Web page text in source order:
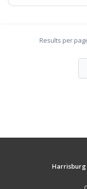
Results per
Harrisburg